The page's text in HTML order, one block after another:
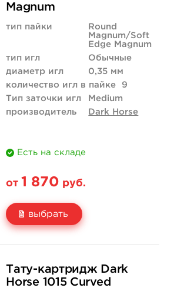
купить
Magnum
тип пайки
Round
Magnum/Soft
Edge Magnum
тип игл
Обычные
диаметр игл
0,35 мм
количество игл в пайке
9
Тип заточки игл
Medium
производитель
Dark Horse
Есть на складе
от 1 870 руб.
выбрать
1 870 руб.
Тату-картридж Dark
Horse 1015 Curved